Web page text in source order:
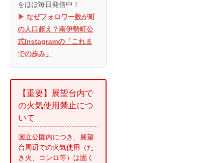
をほぼ毎日発信中！
▶︎ なぜフォロワー数が町
の人口超え？南伊勢町公
式Instagramの「これま
での歩み」
【重要】展望台内で
の火気使用禁止につ
いて
国立公園内につき、展望
台周辺での火気使用（た
き火、コンロ等）は固く